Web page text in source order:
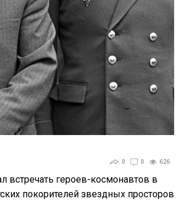
0 0 626
встречать героев-космонавтов в
покорителей звездных просторов